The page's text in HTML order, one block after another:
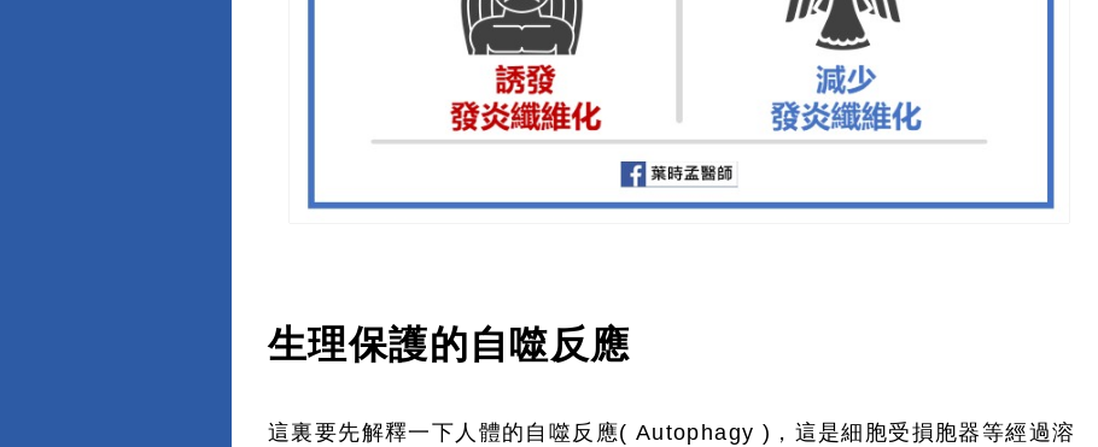
生理保護的自噬反應
這裏要先解釋一下人體的自噬反應( Autophagy )，這是細胞受損胞器等經過溶